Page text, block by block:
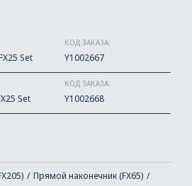
Set
КОД ЗАКАЗА:
Y1002667
Set
КОД ЗАКАЗА:
Y1002668
Прямой наконечник (FX65)